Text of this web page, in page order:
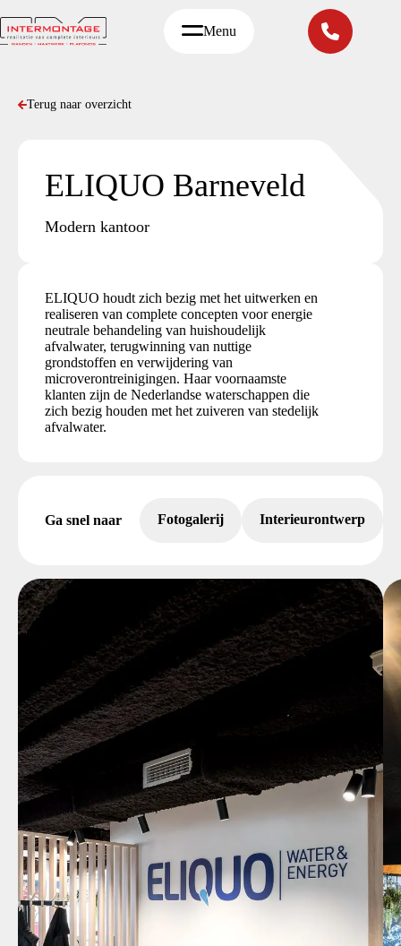
naar
de
Menu
Terug naar overzicht
ELIQUO Barneveld
Modern kantoor
ELIQUO houdt zich bezig met het uitwerken en
realiseren van complete concepten voor energie
neutrale behandeling van huishoudelijk
afvalwater, terugwinning van nuttige
grondstoffen en verwijdering van
microverontreinigingen. Haar voornaamste
klanten zijn de Nederlandse waterschappen die
zich bezig houden met het zuiveren van stedelijk
afvalwater.
Ga snel naar Fotogalerij Interieurontwerp